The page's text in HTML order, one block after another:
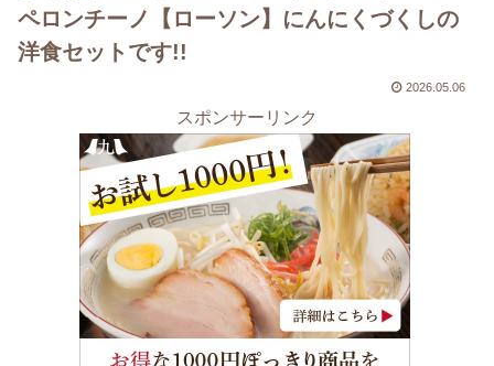
ペロンチーノ【ローソン】にんにくづくしの
洋食セットです!!
2026.05.06
スポンサーリンク